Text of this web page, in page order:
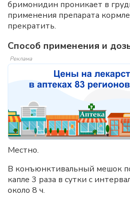
бримонидин проникает в
применения препарата
прекратить.
Способ применения и
Реклама
Местно.
В конъюнктивальный мешок
капле 3 раза в сутки с
около 8 ч.